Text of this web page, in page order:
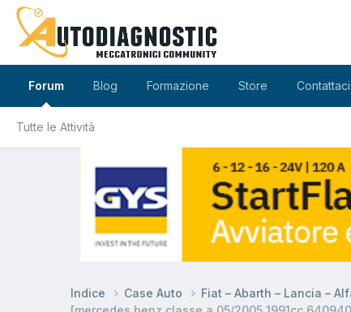
Forum
Tutte le Attività
Blog Formazione Store Contattaci
Indice Case Auto Fiat – Abarth – Lancia –